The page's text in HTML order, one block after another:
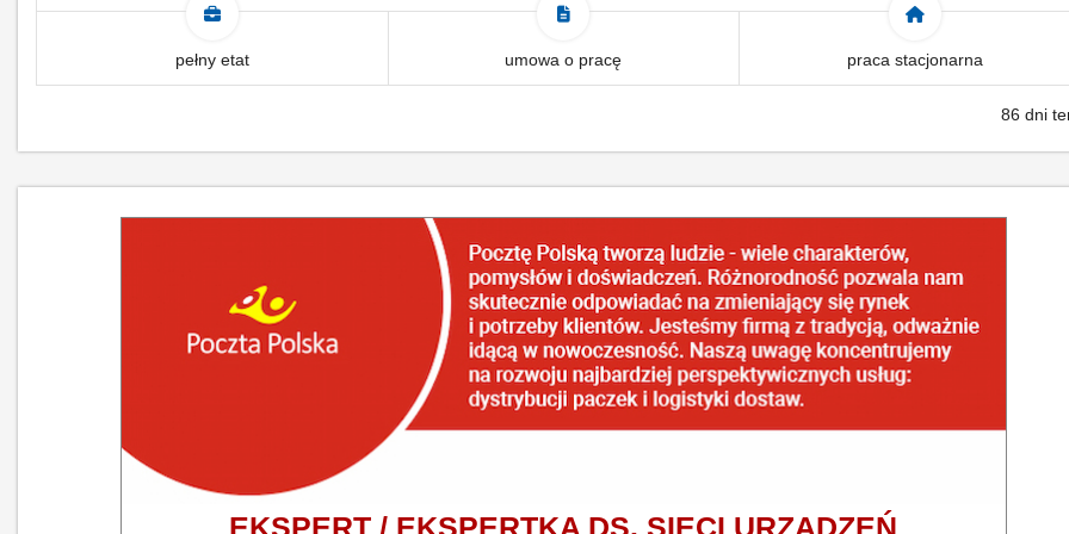
pełny etat umowa o pracę praca stacjonarna
86 dni
EKSPERT / EKSPERTKA DS. SIECI URZĄDZEŃ